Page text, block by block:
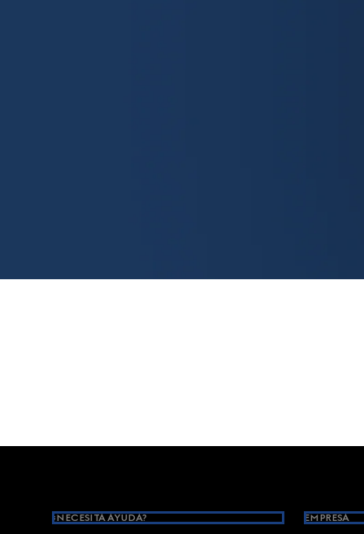
Footer
¿NECESITA AYUDA? EMPRESA